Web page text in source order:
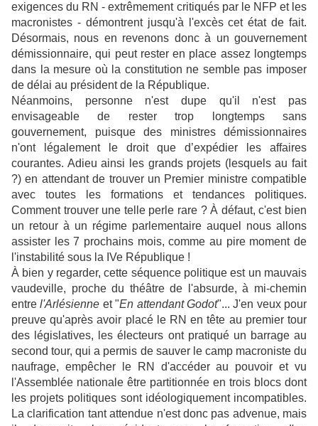
exigences du RN - extrêmement critiqués par le NFP et les
macronistes - démontrent jusqu'à l'excès cet état de fait.
Désormais, nous en revenons donc à un gouvernement
démissionnaire, qui peut rester en place assez longtemps
dans la mesure où la constitution ne semble pas imposer
de délai au président de la République.
Néanmoins, personne n'est dupe qu'il n'est pas
envisageable de rester trop longtemps sans
gouvernement, puisque des ministres démissionnaires
n'ont légalement le droit que d’expédier les affaires
courantes. Adieu ainsi les grands projets (lesquels au fait
?) en attendant de trouver un Premier ministre compatible
avec toutes les formations et tendances politiques.
Comment trouver une telle perle rare ? À défaut, c'est bien
un retour à un régime parlementaire auquel nous allons
assister les 7 prochains mois, comme au pire moment de
l'instabilité sous la IVe République !
À bien y regarder, cette séquence politique est un mauvais
vaudeville, proche du théâtre de l'absurde, à mi-chemin
entrel'Arlésienne et "En attendant Godot"... J'en veux pour
preuve qu'après avoir placé le RN en tête au premier tour
des législatives, les électeurs ont pratiqué un barrage au
second tour, qui a permis de sauver le camp macroniste du
naufrage, empêcher le RN d'accéder au pouvoir et vu
l'Assemblée nationale être partitionnée en trois blocs dont
les projets politiques sont idéologiquement incompatibles.
La clarification tant attendue n'est donc pas advenue, mais